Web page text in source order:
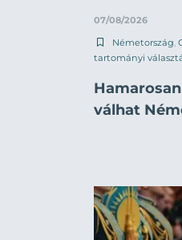
07/08/2026
Németország
tartományi
válhat